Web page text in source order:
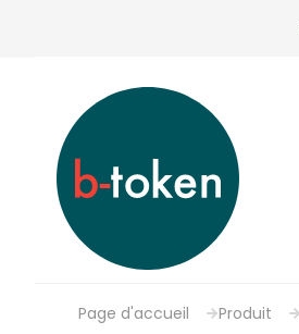
Page d'accueil Produit